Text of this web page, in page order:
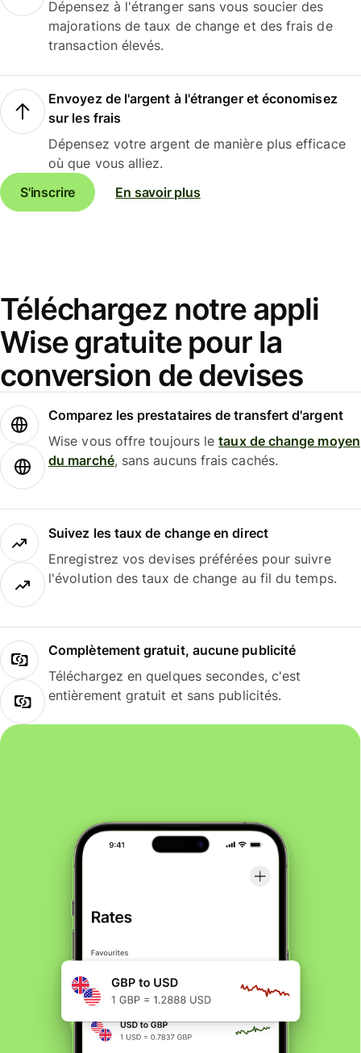
Dépensez à l'étranger sans vous soucier des
majorations de taux de change et des frais de
transaction élevés.
Envoyez de l'argent à l'étranger et économisez
sur les frais
Dépensez votre argent de manière plus efficace
où que vous alliez.
S'inscrire
En savoir plus
Téléchargez notre appli
Wise gratuite pour la
conversion de devises
Comparez les prestataires de transfert d'argent
Wise vous offre toujours letaux de change moyen
du marché, sans aucuns frais cachés.
Suivez les taux de change en direct
Enregistrez vos devises préférées pour suivre
l'évolution des taux de change au fil du temps.
Complètement gratuit, aucune publicité
Téléchargez en quelques secondes, c'est
entièrement gratuit et sans publicités.